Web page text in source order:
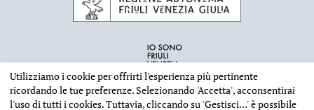
Utilizziamo i cookie per offrirti l'esperienza più pertinente
ricordando le tue preferenze. Selezionando 'Accetta', acconsentirai
l'uso di tutti i cookies. Tuttavia, cliccando su 'Gestisci...'è possibile